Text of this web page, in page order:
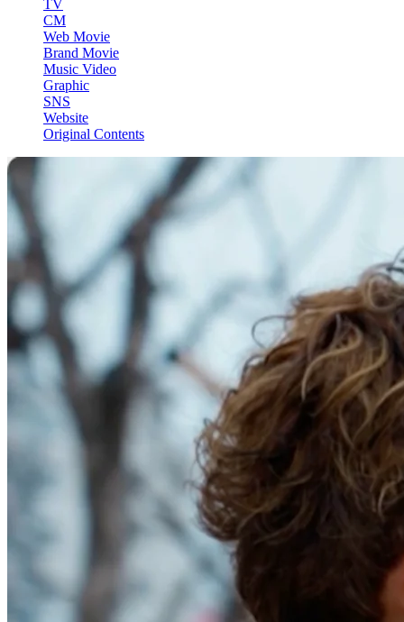
TV
CM
Web Movie
Brand Movie
Music Video
Graphic
SNS
Website
Original Contents